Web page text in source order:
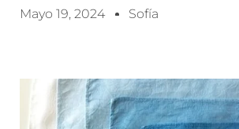
Mayo 19, 2024 Sofía